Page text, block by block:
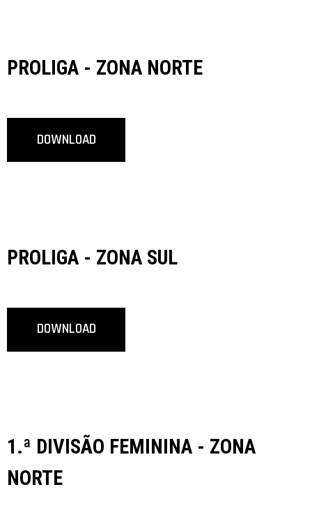
PROLIGA - ZONA NORTE
DOWNLOAD
PROLIGA - ZONA SUL
DOWNLOAD
1.ª DIVISÃO FEMININA - ZONA
NORTE